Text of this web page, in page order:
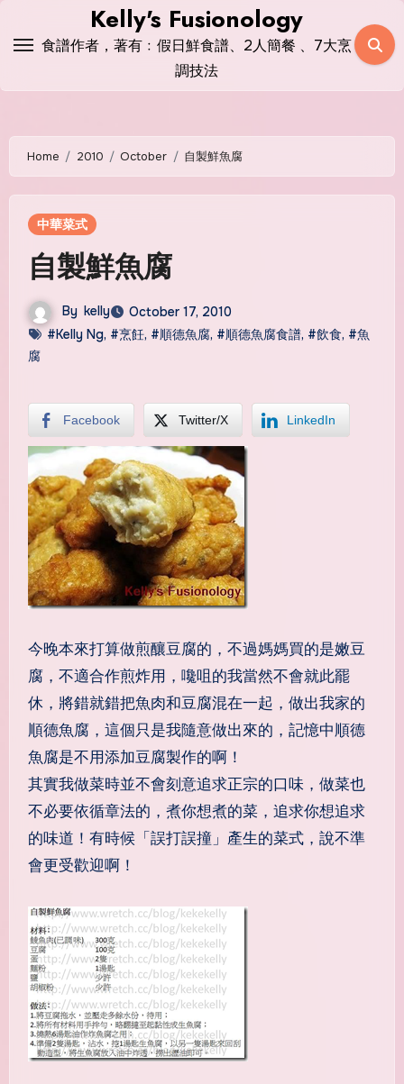
Kelly's Fusionology
食譜作者，著有﹕假日鮮食譜、2人簡餐 、7大烹
調技法
Home 2010 October 自製鮮魚腐
中華菜式
自製鮮魚腐
By kelly
October 17, 2010
#Kelly Ng, #烹飪, #順德魚腐, #順德魚腐食譜, #飲食, #魚
腐
Facebook Twitter/X LinkedIn
今晚本來打算做煎釀豆腐的，不過媽媽買的是嫩豆
腐，不適合作煎炸用，嚵咀的我當然不會就此罷
休，將錯就錯把魚肉和豆腐混在一起，做出我家的
順德魚腐，這個只是我隨意做出來的，記憶中順德
魚腐是不用添加豆腐製作的啊！
其實我做菜時並不會刻意追求正宗的口味，做菜也
不必要依循章法的，煮你想煮的菜，追求你想追求
的味道！有時候「誤打誤撞」產生的菜式，說不準
會更受歡迎啊！